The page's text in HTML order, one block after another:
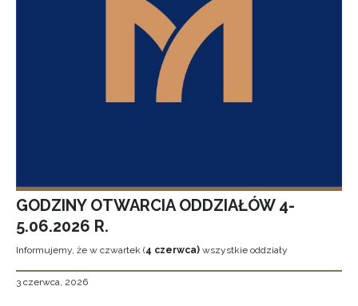
GODZINY OTWARCIA ODDZIAŁÓW 4-
5.06.2026 R.
Informujemy, że w czwartek (4 czerwca) wszystkie oddziały
3 czerwca, 2026